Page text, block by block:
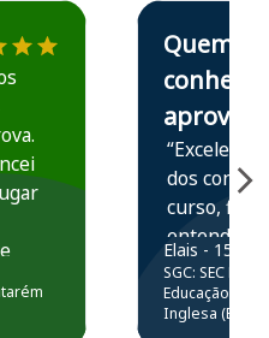
Aprova Concursos emEstudante Elais
Quem
conhece,
aprova
“Excelente
dos
curso,
entender e
prática
resolução
questões.”
Elais - 15/07/
SGC: SEC BA
Educação
Inglesa (Edital